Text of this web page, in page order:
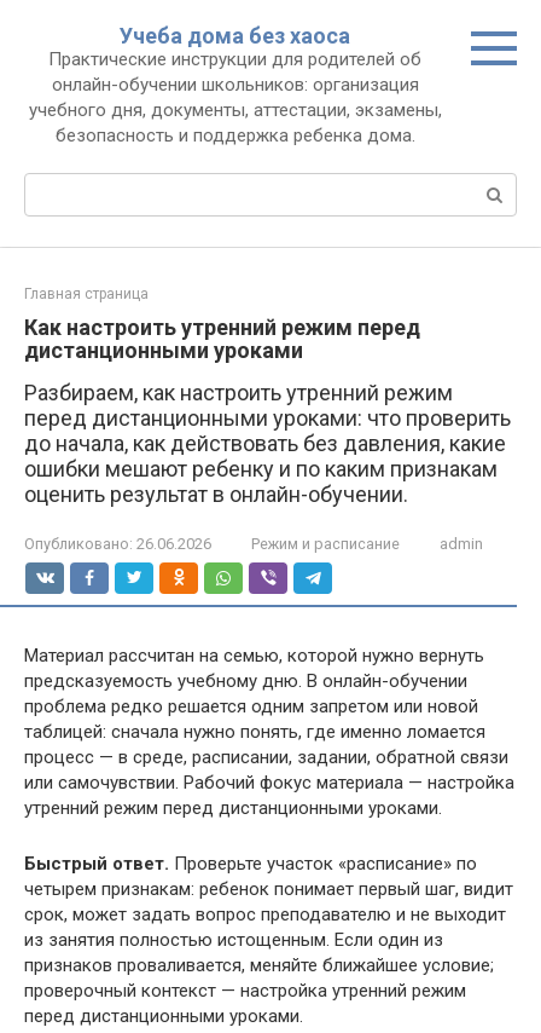
контенту
Учеба дома без хаоса
Практические инструкции для родителей об
онлайн-обучении школьников: организация
учебного дня, документы, аттестации, экзамены,
безопасность и поддержка ребенка дома.
Поиск:
Главная страница
Как настроить утренний режим перед
дистанционными уроками
Разбираем, как настроить утренний режим
перед дистанционными уроками: что проверить
до начала, как действовать без давления, какие
ошибки мешают ребенку и по каким признакам
оценить результат в онлайн-обучении.
Опубликовано: 26.06.2026 Режим и расписание admin
Материал рассчитан на семью, которой нужно вернуть
предсказуемость учебному дню. В онлайн-обучении
проблема редко решается одним запретом или новой
таблицей: сначала нужно понять, где именно ломается
процесс — в среде, расписании, задании, обратной связи
или самочувствии. Рабочий фокус материала — настройка
утренний режим перед дистанционными уроками.
Быстрый ответ. Проверьте участок «расписание» по
четырем признакам: ребенок понимает первый шаг, видит
срок, может задать вопрос преподавателю и не выходит
из занятия полностью истощенным. Если один из
признаков проваливается, меняйте ближайшее условие;
проверочный контекст — настройка утренний режим
перед дистанционными уроками.